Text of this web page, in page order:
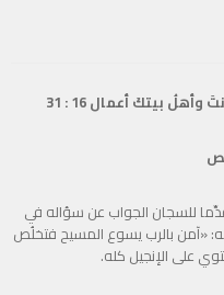
بيتكَ أعمال 16 : 31
للسجان الجواب عن سؤاله في
«آمن بالرب يسوع المسيح فتخلُص
على الإنجيل كله.